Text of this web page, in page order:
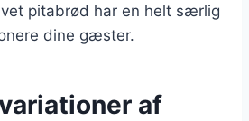
pitabrød har en helt særlig
dine gæster.
af